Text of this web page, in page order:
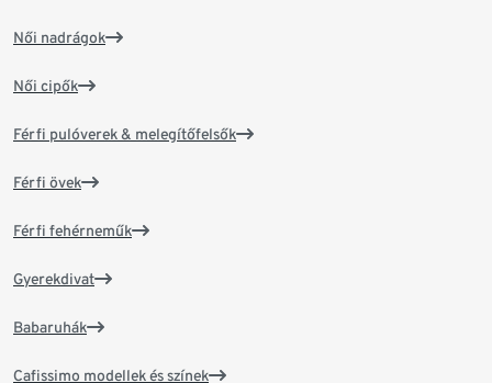
Női nadrágok
Női cipők
Férfi pulóverek & melegítőfelsők
Férfi övek
Férfi fehérneműk
Gyerekdivat
Babaruhák
Cafissimo modellek és színek